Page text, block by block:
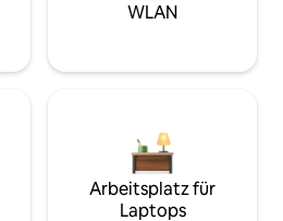
WLAN
Arbeitsplatz für
Laptops